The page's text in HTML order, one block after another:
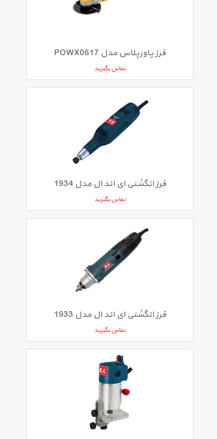
فرز پاورپلاس مدل POWX0617
تماس بگیرید
فرز انگشتی ای اند ال مدل 1934
تماس بگیرید
فرز انگشتی ای اند ال مدل 1933
تماس بگیرید